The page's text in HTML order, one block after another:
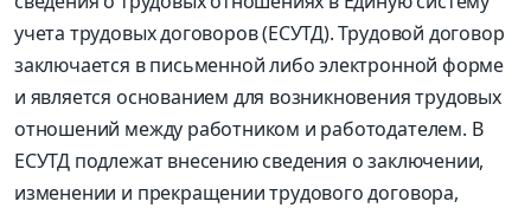
учета трудовых договоров (ЕСУТД). Трудовой договор
заключается в письменной либо электронной форме
и является основанием для возникновения трудовых
отношений между работником и работодателем. В
ЕСУТД подлежат внесению сведения о заключении,
изменении и прекращении трудового договора,